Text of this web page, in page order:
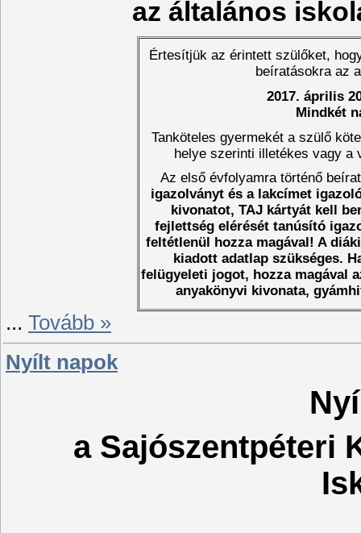
az általános
Értesítjük az érintett szülőket,
beíratásokra az
2017. április
Mindkét
Tanköteles gyermekét a szülő
helye szerinti illetékes vagy a
Az első évfolyamra történő
igazolványt és a lakcímet
kivonatot, TAJ kártyát kell
fejlettség elérését tanúsító
feltétlenül hozza magával! A
kiadott adatlap szükséges.
felügyeleti jogot, hozza magával
anyakönyvi kivonata,
... Tovább »
Nyílt napok
a Sajószentpéteri